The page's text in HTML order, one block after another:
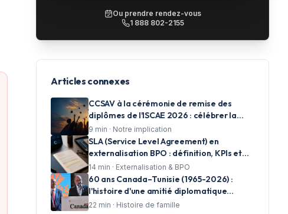
Ou prendre rendez-vous
1 888 802-2155
Articles connexes
CCSAV à la cérémonie de remise des
diplômes de l'ISCAE 2026 : célébrer la
réussite et accompagner les talents de
demain
9 min · Notre implication
SLA (Service Level Agreement) en
externalisation BPO : définition, KPIs et
clauses essentielles pour les centres
d'appels
14 min · Externalisation & BPO
60 ans Canada–Tunisie (1965-2026) :
l'histoire d'une amitié diplomatique
racontée en photos par CCSAV
22 min · Histoire de famille